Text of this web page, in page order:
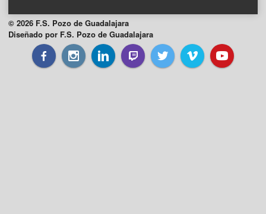
© 2026 F.S. Pozo de Guadalajara
Diseñado por F.S. Pozo de Guadalajara